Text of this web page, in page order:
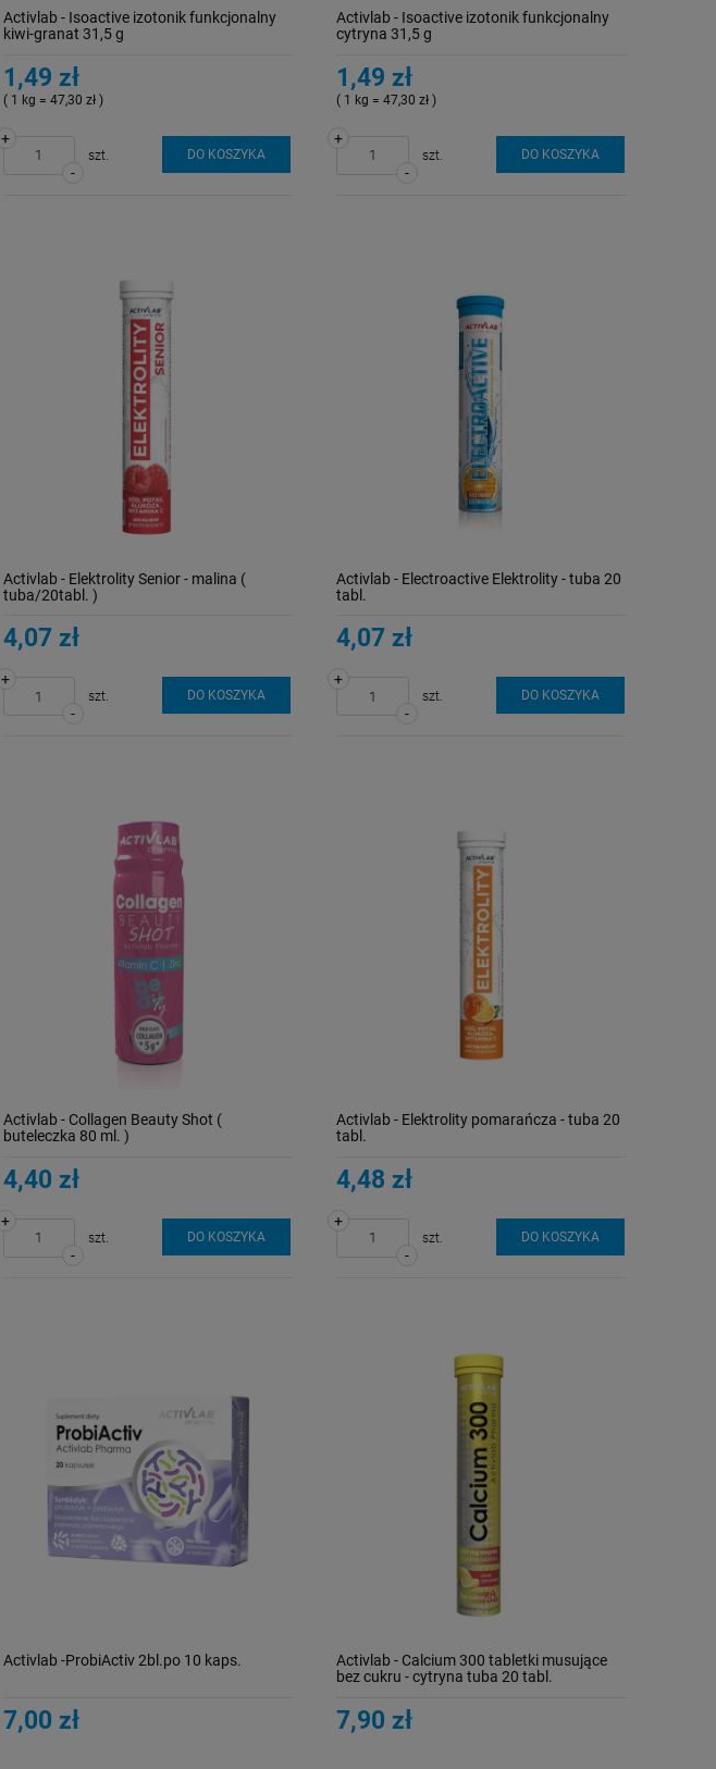
Activlab - Isoactive izotonik funkcjonalny
kiwi-granat 31,5 g
1,49 zł
( 1 kg = 47,30 zł )
-
+
szt. DO KOSZYKA
Activlab - Isoactive izotonik funkcjonalny
cytryna 31,5 g
1,49 zł
( 1 kg = 47,30 zł )
-
+
szt. DO KOSZYKA
Activlab - Elektrolity Senior - malina (
tuba/20tabl. )
4,07 zł
-
+
szt. DO KOSZYKA
Activlab - Electroactive Elektrolity - tuba 20
tabl.
4,07 zł
-
+
szt. DO KOSZYKA
Activlab - Collagen Beauty Shot (
buteleczka 80 ml. )
4,40 zł
-
+
szt. DO KOSZYKA
Activlab - Elektrolity pomarańcza - tuba 20
tabl.
4,48 zł
-
+
szt. DO KOSZYKA
Activlab -ProbiActiv 2bl.po 10 kaps.
7,00 zł
Activlab - Calcium 300 tabletki musujące
bez cukru - cytryna tuba 20 tabl.
7,90 zł